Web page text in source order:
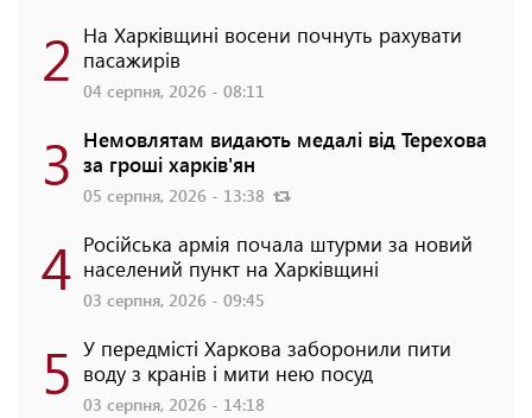
2 На Харківщині восени почнуть рахувати
пасажирів
04 серпня, 2026 - 08:11
3 Немовлятам видають медалі від Терехова
за гроші харків'ян
05 серпня, 2026 - 13:38
4 Російська армія почала штурми за новий
населений пункт на Харківщині
03 серпня, 2026 - 09:45
5 У передмісті Харкова заборонили пити
воду з кранів і мити нею посуд
03 серпня, 2026 - 14:18